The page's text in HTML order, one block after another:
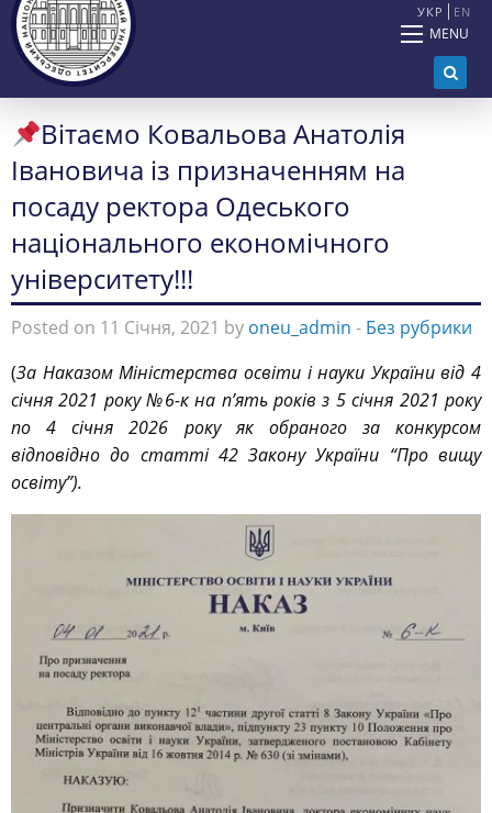
УКР EN
MENU
Вітаємо Ковальова Анатолія
Івановича із призначенням на
посаду ректора Одеського
національного економічного
університету!!!
Posted on 11 Січня, 2021 by oneu_admin - Без рубрики
(За Наказом Міністерства освіти і науки України від 4
січня 2021 року №6-к на п’ять років з 5 січня 2021 року
по 4 січня 2026 року як обраного за конкурсом
відповідно до статті 42 Закону України “Про вищу
освіту”).